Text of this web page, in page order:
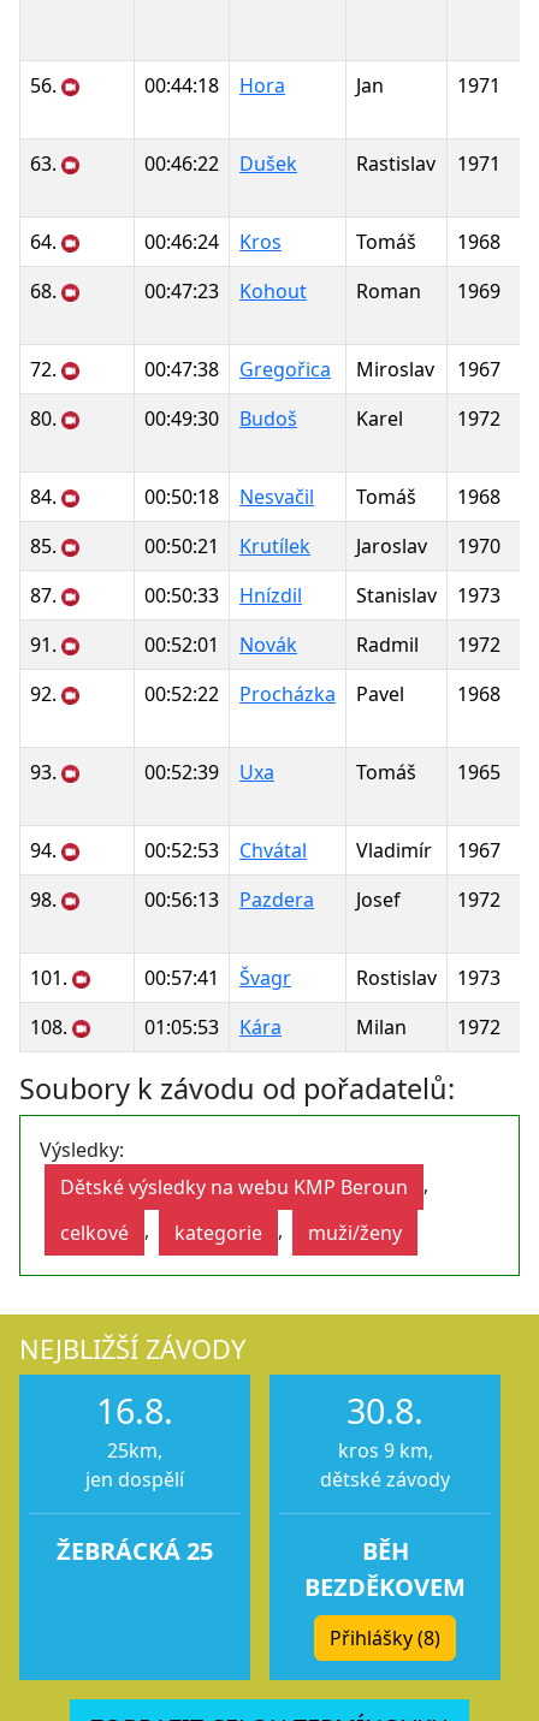
56. 00:44:18 Hora Jan 1971
63. 00:46:22 Dušek Rastislav 1971
64. 00:46:24 Kros Tomáš
1968
68.
00:47:23 Kohout Roman 1969
72. 00:47:38 Gregořica Miroslav
1967
80.
00:49:30 Budoš Karel 1972
84. 00:50:18 Nesvačil Tomáš
1968
85.
00:50:21 Krutílek Jaroslav
1970
87.
00:50:33 Hnízdil Stanislav
1973
91.
00:52:01 Novák Radmil
1972
92.
00:52:22 Procházka Pavel 1968
93. 00:52:39 Uxa Tomáš 1965
94. 00:52:53 Chvátal Vladimír
1967
98.
00:56:13 Pazdera Josef 1972
101. 00:57:41 Švagr Rostislav
1973
108.
01:05:53 Kára Milan 1972
Soubory k závodu od pořadatelů:
Výsledky:
Dětské výsledky na webu KMP Beroun
,
celkové
, kategorie , muži/ženy
NEJBLIŽŠÍ ZÁVODY
16.8.
25km,
jen dospělí
ŽEBRÁCKÁ 25
30.8.
kros 9 km,
dětské závody
BĚH
BEZDĚKOVEM
Přihlášky (8)